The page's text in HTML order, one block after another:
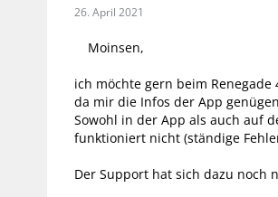
26. April 2021
Moinsen,
ich möchte gern beim
da mir die Infos der App
Sowohl in der App als auch auf
funktioniert nicht (ständige
Der Support hat sich dazu noch